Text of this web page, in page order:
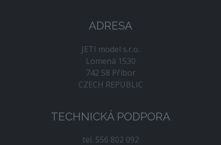
ADRESA
JETI model s.r.o.
Lomená 1530
742 58 Příbor
CZECH REPUBLIC
TECHNICKÁ PODPORA
tel. 556 802 092